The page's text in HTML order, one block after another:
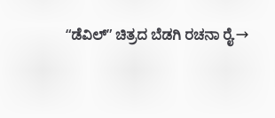
“ಡೆವಿಲ್” ಚಿತ್ರದ ಬೆಡಗಿ ರಚನಾ ರೈ.